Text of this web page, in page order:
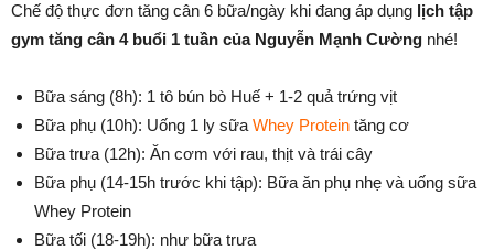
Chế độ thực đơn tăng cân 6 bữa/ngày khi đang áp dụng lịch tập
gym tăng cân 4 buổi 1 tuần của Nguyễn Mạnh Cường nhé!
Bữa sáng (8h): 1 tô bún bò Huế + 1-2 quả trứng vịt
Bữa phụ (10h): Uống 1 ly sữa Whey Protein tăng cơ
Bữa trưa (12h): Ăn cơm với rau, thịt và trái cây
Bữa phụ (14-15h trước khi tập): Bữa ăn phụ nhẹ và uống sữa
Whey Protein
Bữa tối (18-19h): như bữa trưa